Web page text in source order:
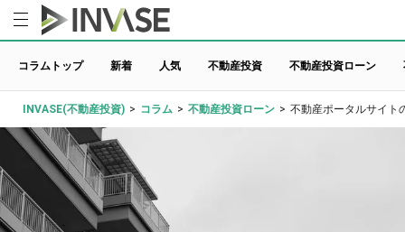
コラムトップ 新着 人気 不動産投資 不動産投資ローン
INVASE(不動産投資) > コラム > 不動産投資ローン > 不動産ポータルサイト